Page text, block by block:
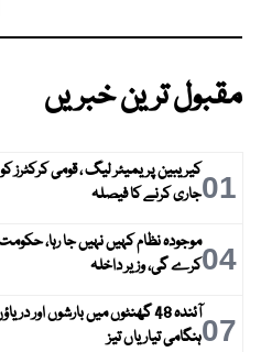
مقبول ترین خبریں
01جاری کرنے کا فیصلہ
04موجودہ نظام کہیں نہیں جا رہا،
کرے گی، وزیر داخلہ
07
آئندہ 48 گھنٹوں میں بارشوں
ہنگامی تیاریاں تیز